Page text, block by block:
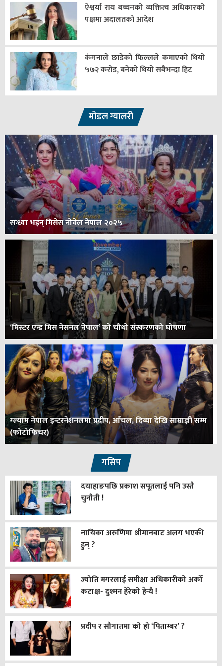
ऐश्वर्या राय बच्चनको व्यक्तित्व अधिकारको
पक्षमा अदालतको आदेश
कंगनाले छाडेको फिल्लले कमाएको थियो
५७२ करोड, बनेकाे थियाे सबैभन्दा हिट
मोडल ग्यालरी
सन्ध्या भइन् मिसेस नोवेल नेपाल २०२५
‘मिस्टर एन्ड मिस नेसनल नेपाल’ को चौथो संस्करणको घोषणा
ग्ल्याम नेपाल इन्टरनेशनलमा प्रदीप, आँचल, दिव्या देखि साम्राज्ञी सम्म
(फोटोफिचर)
गसिप
दयाहाङपछि प्रकाश सपूतलाई पनि उस्तै
चुनौती !
नायिका अरुणिमा श्रीमानबाट अलग भएकी
हुन् ?
ज्योति मगरलाई समीक्षा अधिकारीको अर्को
कटाक्ष- दुश्मन हेरेको हेर्‍यै !
प्रदीप र सौगातमा को हो ‘पिताम्बर’ ?